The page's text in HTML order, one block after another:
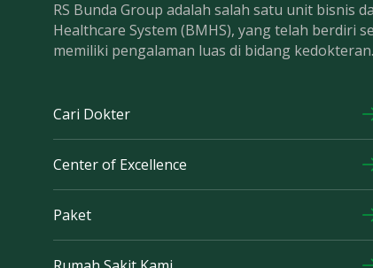
RS Bunda Group adalah salah satu unit bisnis
Healthcare System (BMHS), yang telah berdiri
memiliki pengalaman luas di bidang kedokteran.
Cari Dokter
Center of Excellence
Paket